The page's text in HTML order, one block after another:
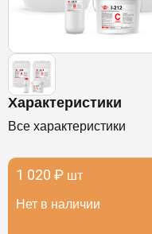
Характеристики
Все характеристики
1 020 ₽ шт
Нет в наличии